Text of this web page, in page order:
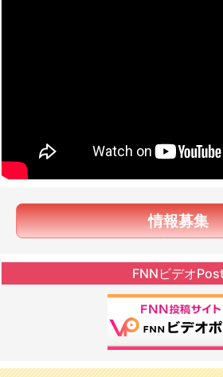
情報募集
FNNビデオ